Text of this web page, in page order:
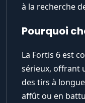
à la recherche
Pourquoi
La Fortis 6 est
sérieux, offrant
des tirs à
affût ou en